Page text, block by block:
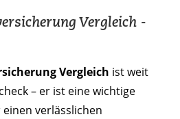
Vergleich -
Vergleich ist weit
– er ist eine wichtige
verlässlichen